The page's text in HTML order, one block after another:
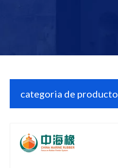
categoria de producto